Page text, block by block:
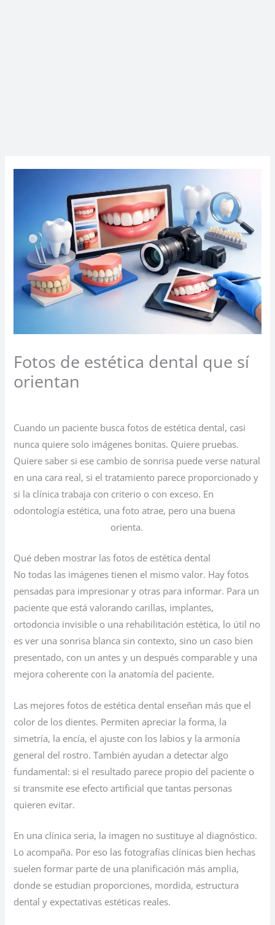
Fotos de estética dental que sí
orientan
Cuando un paciente busca fotos de estética dental, casi
nunca quiere solo imágenes bonitas. Quiere pruebas.
Quiere saber si ese cambio de sonrisa puede verse natural
en una cara real, si el tratamiento parece proporcionado y
si la clínica trabaja con criterio o con exceso. En
odontología estética, una foto atrae, pero una buena
orienta.
Qué deben mostrar las fotos de estética dental
No todas las imágenes tienen el mismo valor. Hay fotos
pensadas para impresionar y otras para informar. Para un
paciente que está valorando carillas, implantes,
ortodoncia invisible o una rehabilitación estética, lo útil no
es ver una sonrisa blanca sin contexto, sino un caso bien
presentado, con un antes y un después comparable y una
mejora coherente con la anatomía del paciente.
Las mejores fotos de estética dental enseñan más que el
color de los dientes. Permiten apreciar la forma, la
simetría, la encía, el ajuste con los labios y la armonía
general del rostro. También ayudan a detectar algo
fundamental: si el resultado parece propio del paciente o
si transmite ese efecto artificial que tantas personas
quieren evitar.
En una clínica seria, la imagen no sustituye al diagnóstico.
Lo acompaña. Por eso las fotografías clínicas bien hechas
suelen formar parte de una planificación más amplia,
donde se estudian proporciones, mordida, estructura
dental y expectativas estéticas reales.